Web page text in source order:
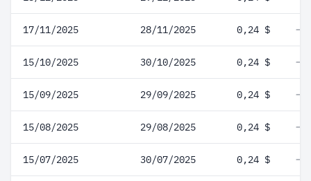
17/11/2025 28/11/2025 0,24 $
15/10/2025 30/10/2025 0,24 $
15/09/2025 29/09/2025 0,24 $
15/08/2025 29/08/2025 0,24 $
15/07/2025 30/07/2025 0,24 $